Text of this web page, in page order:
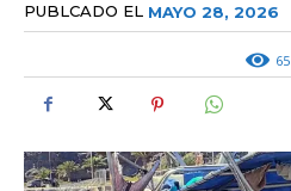
PUBLCADO EL MAYO 28, 2026
65